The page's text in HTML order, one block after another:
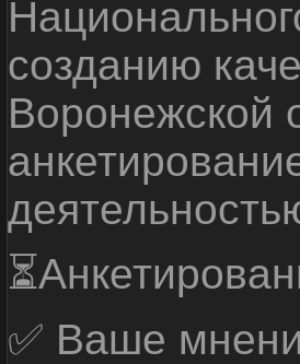
созданию
Воронежской
✅ Ваше